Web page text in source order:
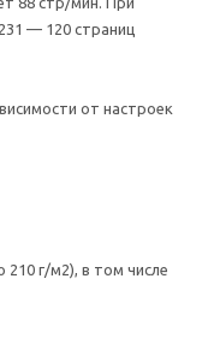
— 120 страниц
от настроек
г/м2), в том числе